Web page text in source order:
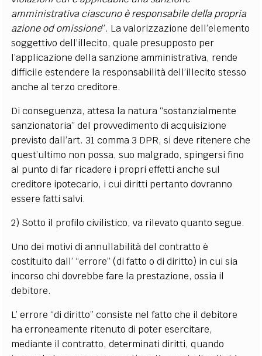
amministrativa ciascuno è responsabile della propria
azione od omissione”. La valorizzazione dell’elemento
soggettivo dell’illecito, quale presupposto per
l’applicazione della sanzione amministrativa, rende
difficile estendere la responsabilità dell’illecito stesso
anche al terzo creditore.
Di conseguenza, attesa la natura “sostanzialmente
sanzionatoria” del provvedimento di acquisizione
previsto dall’art. 31 comma 3 DPR, si deve ritenere che
quest’ultimo non possa, suo malgrado, spingersi fino
al punto di far ricadere i propri effetti anche sul
creditore ipotecario, i cui diritti pertanto dovranno
essere fatti salvi.
2) Sotto il profilo civilistico, va rilevato quanto segue.
Uno dei motivi di annullabilità del contratto è
costituito dall’ “errore” (di fatto o di diritto) in cui sia
incorso chi dovrebbe fare la prestazione, ossia il
debitore.
L’ errore “di diritto” consiste nel fatto che il debitore
ha erroneamente ritenuto di poter esercitare,
mediante il contratto, determinati diritti, quando